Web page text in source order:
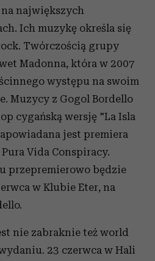
największych
Ich muzykę określa się
Twórczością grupy
Madonna, która w 2007
występu na swoim
Muzycy z Gogol Bordello
cygańską wersję "La Isla
jest premiera
Vida Conspiracy.
przepremierowo będzie
w Klubie Eter, na
nie zabraknie też world
23 czerwca w Hali